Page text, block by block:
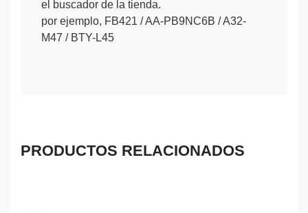
el buscador de la tienda.
por ejemplo, FB421 / AA-PB9NC6B / A32-
M47 / BTY-L45
PRODUCTOS RELACIONADOS